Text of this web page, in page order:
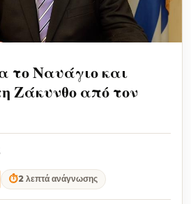
το Ναυάγιο και
Ζάκυνθο από τον
⏱2 λεπτά ανάγνωσης